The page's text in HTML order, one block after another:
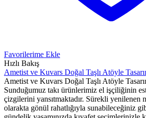
Favorilerime Ekle
Hızlı Bakış
Ametist ve Kuvars Doğal Taşlı Atöyle
Ametist ve Kuvars Doğal Taşlı Atöyle
Sunduğumuz takı ürünlerimiz el işçiliğinin
çizgilerini yansıtmaktadır. Sürekli yenilenen
olarakta gönül rahatlığıyla sunabileceğiniz